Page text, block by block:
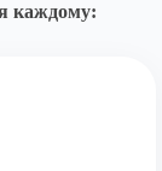
каждому: